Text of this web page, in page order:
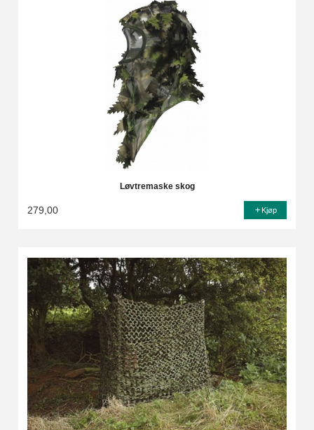
Løvtremaske skog
279,00 Kjøp